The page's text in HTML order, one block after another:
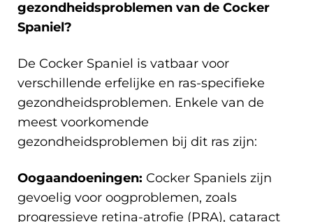
gezondheidsproblemen van de Cocker
Spaniel?
De Cocker Spaniel is vatbaar voor
verschillende erfelijke en ras-specifieke
gezondheidsproblemen. Enkele van de
meest voorkomende
gezondheidsproblemen bij dit ras zijn:
Oogaandoeningen: Cocker Spaniels zijn
gevoelig voor oogproblemen, zoals
progressieve retina-atrofie (PRA), cataract